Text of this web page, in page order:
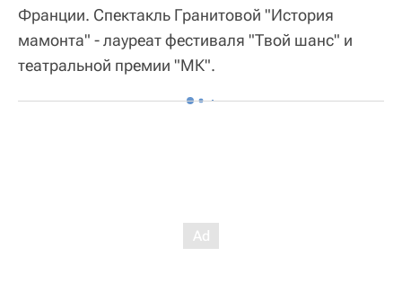
Франции. Спектакль Гранитовой "История
мамонта" - лауреат фестиваля "Твой шанс" и
театральной премии "МК".